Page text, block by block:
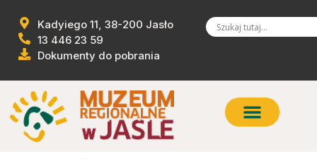
Kadyiego 11, 38-200 Jasło
13 446 23 59
Dokumenty do pobrania